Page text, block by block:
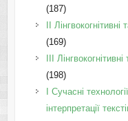
(187)
IІ
(169)
IІI
(198)
I Cучасні
інтерпретації